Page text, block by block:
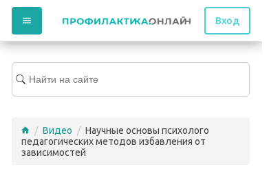
Вход
/ Видео / Научные основы психолого
педагогических методов избавления от
зависимостей